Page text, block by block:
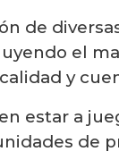
de
el
y
estar a
de